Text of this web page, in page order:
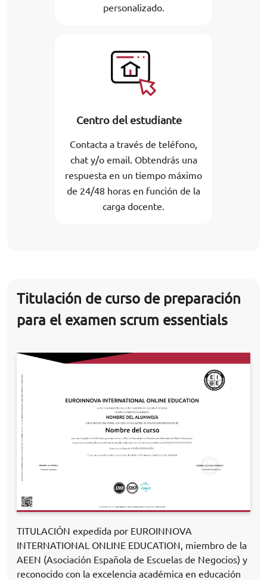
personalizado.
Centro del estudiante
Contacta a través de teléfono,
chat y/o email. Obtendrás una
respuesta en un tiempo máximo
de 24/48 horas en función de la
carga docente.
Titulación de curso de preparación
para el examen scrum essentials
TITULACIÓN expedida por EUROINNOVA
INTERNATIONAL ONLINE EDUCATION, miembro de la
AEEN (Asociación Española de Escuelas de Negocios) y
reconocido con la excelencia académica en educación